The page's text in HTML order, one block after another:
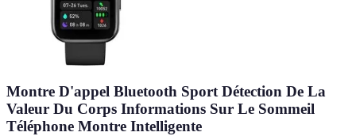
Montre D'appel Bluetooth Sport Détection De La
Valeur Du Corps Informations Sur Le Sommeil
Téléphone Montre Intelligente